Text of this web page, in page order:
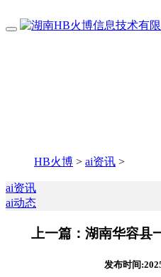
HB火博 > ai资讯 >
ai资讯
ai动态
上一篇：湖南华容县
发布时间